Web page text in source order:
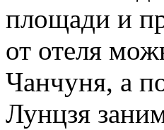
площади и
от отеля
Чанчуня, а
Лунцзя